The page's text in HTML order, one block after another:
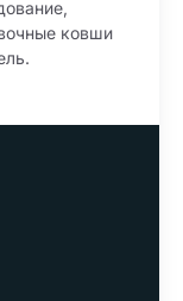
ковши